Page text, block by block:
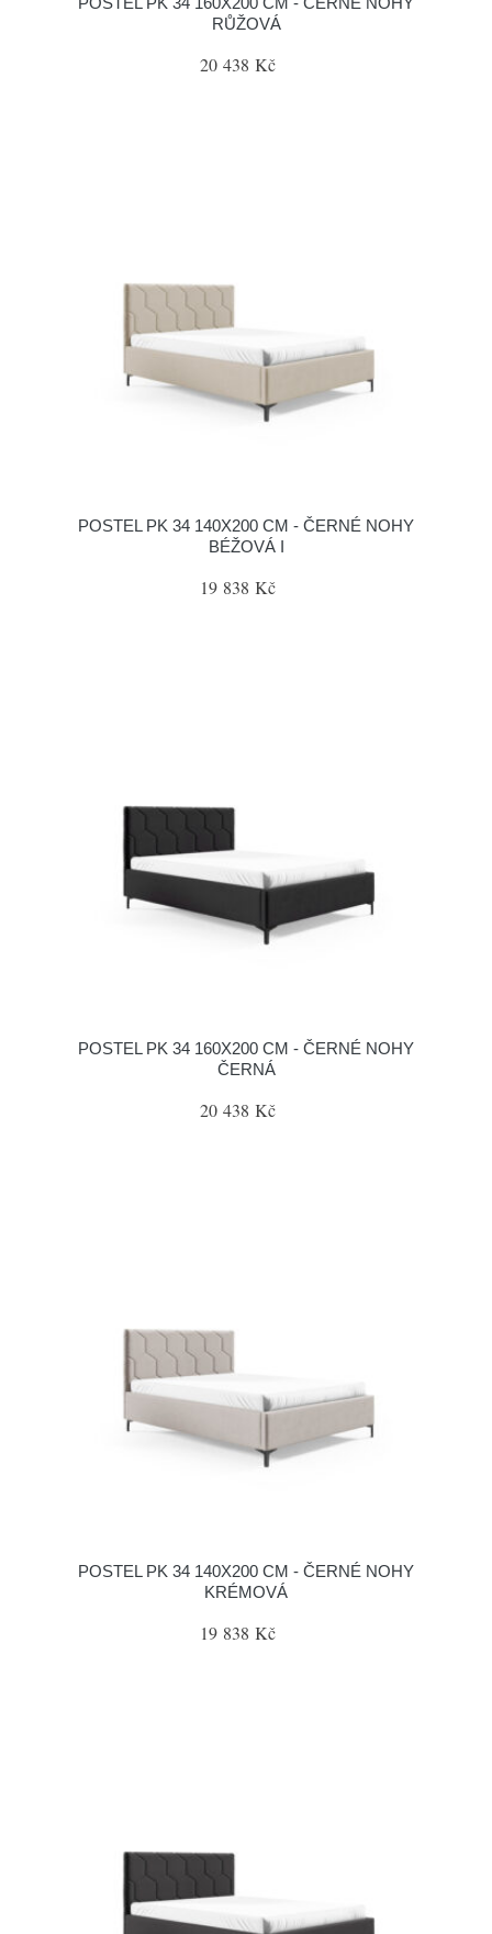
RŮŽOVÁ
20 438 Kč
POSTEL PK 34 140X200 CM - ČERNÉ NOHY
BÉŽOVÁ I
19 838 Kč
POSTEL PK 34 160X200 CM - ČERNÉ NOHY
ČERNÁ
20 438 Kč
POSTEL PK 34 140X200 CM - ČERNÉ NOHY
KRÉMOVÁ
19 838 Kč